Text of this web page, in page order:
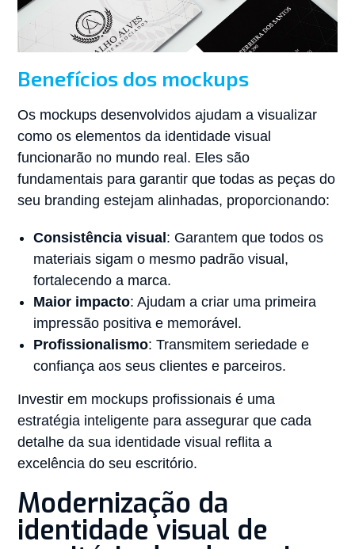
Benefícios dos mockups
Os mockups desenvolvidos ajudam a visualizar
como os elementos da identidade visual
funcionarão no mundo real. Eles são
fundamentais para garantir que todas as peças do
seu branding estejam alinhadas, proporcionando:
Consistência visual : Garantem que todos os
materiais sigam o mesmo padrão visual,
fortalecendo a marca.
Maior impacto: Ajudam a criar uma primeira
impressão positiva e memorável.
Profissionalismo: Transmitem seriedade e
confiança aos seus clientes e parceiros.
Investir em mockups profissionais é uma
estratégia inteligente para assegurar que cada
detalhe da sua identidade visual reflita a
excelência do seu escritório.
Modernização da
identidade visual de